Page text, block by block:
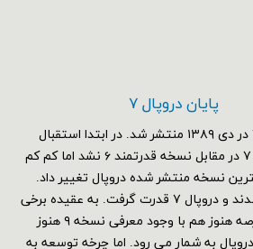
پایان دروپال ۷
اولین نسخه دروپال ۷ در دی ۱۳۸۹ منتشر شد. در ابتدا استقبال
چندانی نسبت به نسخه ۷ در مقابل نسخه قدرتمند ۶ نشد اما کم کم
بهترین نسخه منتشر شده دروپال تغییر داد.
ماژول ها کم کم سازگار شدند و دروپال ۷ قدرت گرفت. به عقیده برخی
از صاحب نظران این عرصه هنوز هم با وجود معرفی نسخه ۹ هنوز
دروپال به شمار می رود. اما چرخه توسعه به